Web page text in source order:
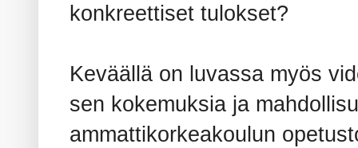
konkreettiset tulokset?
Keväällä on luvassa myös
sen kokemuksia ja
ammattikorkeakoulun